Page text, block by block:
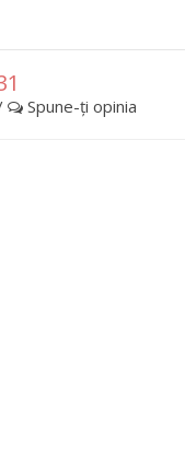
Spune-ţi opinia